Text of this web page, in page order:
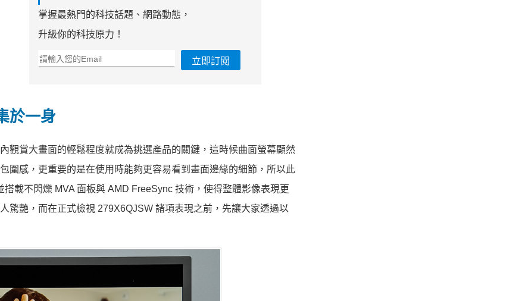
掌握最熱門的科技話題、網路動態，
升級你的科技原力！
立即訂閱
於一身
觀賞大畫面的輕鬆程度就成為挑選產品的關鍵，這時候曲面螢幕顯然
圍感，更重要的是在使用時能夠更容易看到畫面邊緣的細節，所以此
載不閃爍 MVA 面板與 AMD FreeSync 技術，使得整體影像表現更
驚艷，而在正式檢視 279X6QJSW 諸項表現之前，先讓大家透過以